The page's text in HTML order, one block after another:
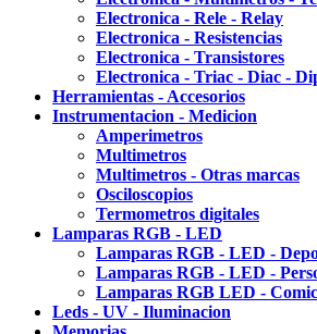
Electronica - Rele - Relay
Electronica - Resistencias
Electronica - Transistores
Electronica - Triac - Diac -
Herramientas - Accesorios
Instrumentacion - Medicion
Amperimetros
Multimetros
Multimetros - Otras marcas
Osciloscopios
Termometros digitales
Lamparas RGB - LED
Lamparas RGB - LED -
Lamparas RGB - LED -
Lamparas RGB LED - Comic
Leds - UV - Iluminacion